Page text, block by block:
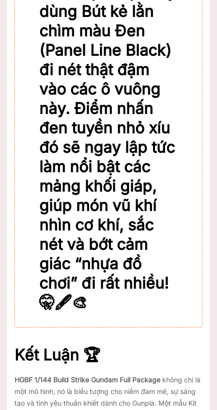
dùng Bút kẻ lằn
chìm màu Đen
(Panel Line Black)
đi nét thật đậm
vào các ô vuông
này. Điểm nhấn
đen tuyền nhỏ xíu
đó sẽ ngay lập tức
làm nổi bật các
mảng khối giáp,
giúp món vũ khí
nhìn cơ khí, sắc
nét và bớt cảm
giác “nhựa đồ
chơi” đi rất nhiều!
🤫🖋️🎨
Kết Luận 🏆
HGBF 1/144 Build Strike Gundam Full Package không chỉ là
một mô hình, nó là biểu tượng cho niềm đam mê, sự sáng
tạo và tình yêu thuần khiết dành cho Gunpla. Một mẫu Kit